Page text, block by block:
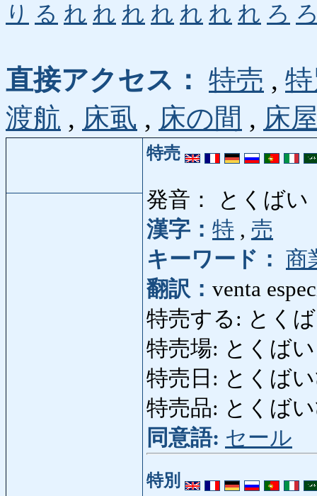
り る れ れ れ れ れ れ れ ろ
直接アクセス： 特売 ,
渡航 , 床虱 , 床の間 , 床
特売
発音： とくばい
漢字： 特 , 売
キーワード： 商
翻訳： venta
特売する: とくば
特売場: とくば
特売日: とくばい
特売品: とくば
同意語: セール
特別